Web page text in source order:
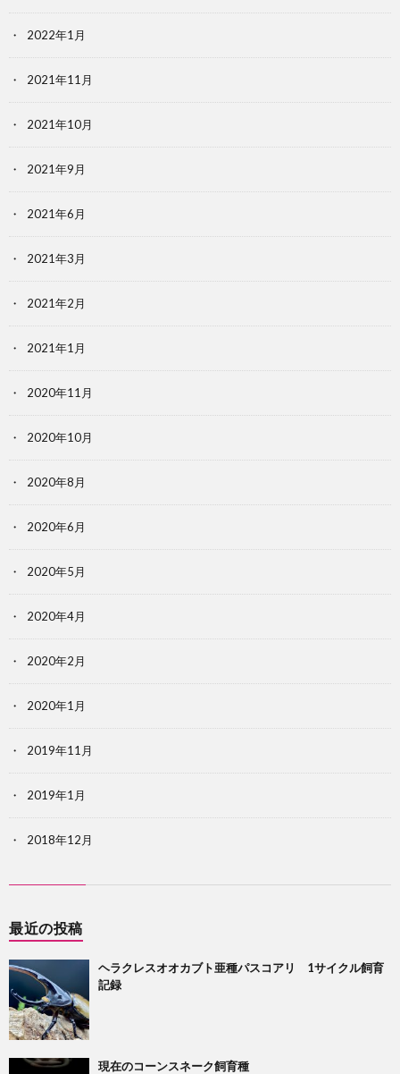
2022年1月
2021年11月
2021年10月
2021年9月
2021年6月
2021年3月
2021年2月
2021年1月
2020年11月
2020年10月
2020年8月
2020年6月
2020年5月
2020年4月
2020年2月
2020年1月
2019年11月
2019年1月
2018年12月
最近の投稿
ヘラクレスオオカブト亜種パスコアリ 1サイクル飼育
記録
現在のコーンスネーク飼育種